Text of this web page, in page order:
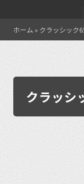
ホーム » クラッシック
クラッシ